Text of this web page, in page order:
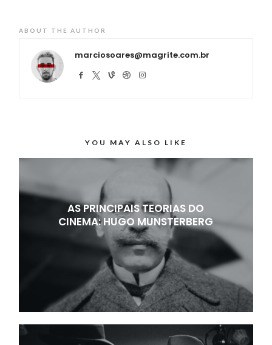
ABOUT THE AUTHOR
marciosoares@magrite.com.br
YOU MAY ALSO LIKE
AS PRINCIPAIS TEORIAS DO
CINEMA: HUGO MUNSTERBERG